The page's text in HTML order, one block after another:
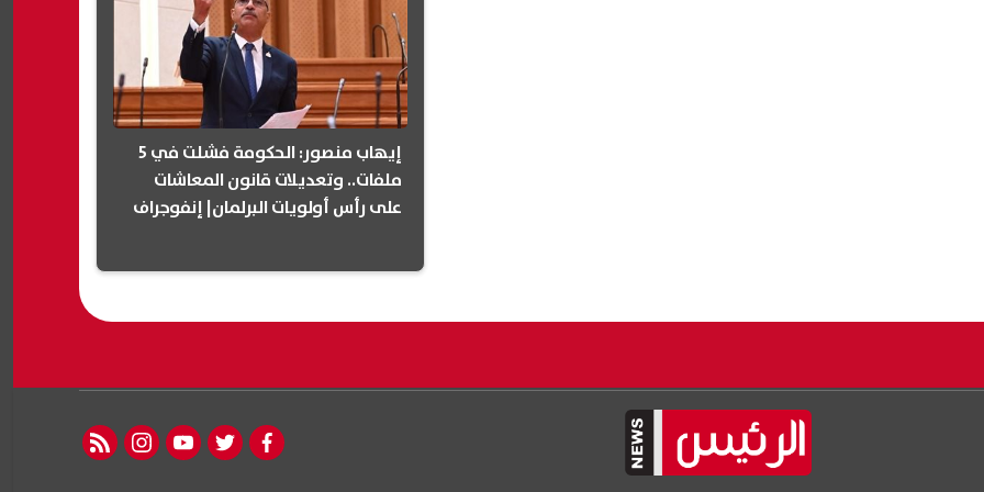
إيهاب منصور: الحكومة فشلت في 5
ملفات.. وتعديلات قانون المعاشات
على رأس أولويات البرلمان| إنفوجراف
facebook
twitter
youtube
instagram
rss feed